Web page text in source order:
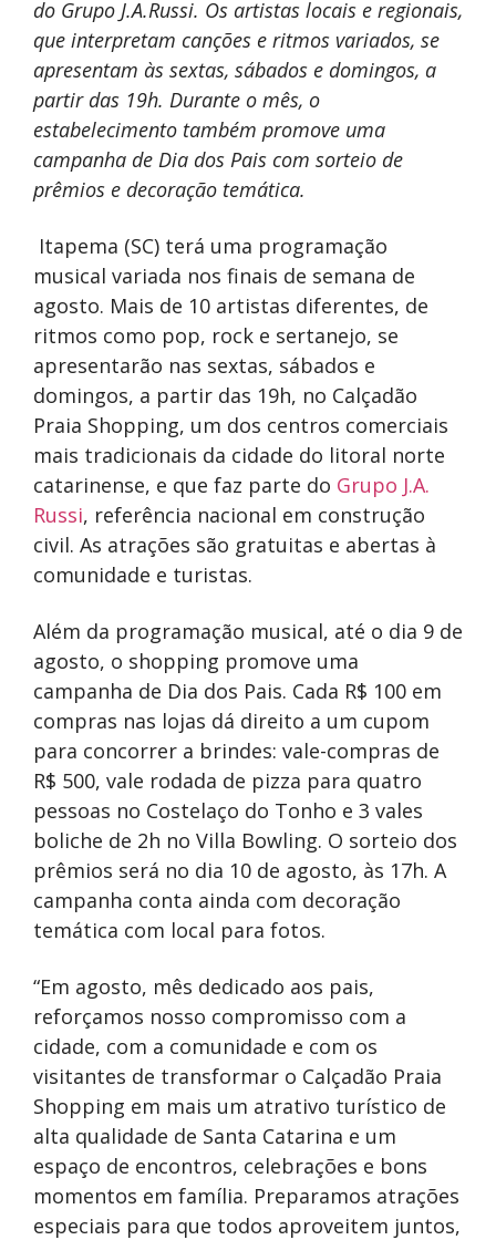
do Grupo J.A.Russi. Os artistas locais e regionais,
que interpretam canções e ritmos variados, se
apresentam às sextas, sábados e domingos, a
partir das 19h. Durante o mês, o
estabelecimento também promove uma
campanha de Dia dos Pais com sorteio de
prêmios e decoração temática.
Itapema (SC) terá uma programação
musical variada nos finais de semana de
agosto. Mais de 10 artistas diferentes, de
ritmos como pop, rock e sertanejo, se
apresentarão nas sextas, sábados e
domingos, a partir das 19h, no Calçadão
Praia Shopping, um dos centros comerciais
mais tradicionais da cidade do litoral norte
catarinense, e que faz parte do Grupo J.A.
Russi, referência nacional em construção
civil. As atrações são gratuitas e abertas à
comunidade e turistas.
Além da programação musical, até o dia 9 de
agosto, o shopping promove uma
campanha de Dia dos Pais. Cada R$ 100 em
compras nas lojas dá direito a um cupom
para concorrer a brindes: vale-compras de
R$ 500, vale rodada de pizza para quatro
pessoas no Costelaço do Tonho e 3 vales
boliche de 2h no Villa Bowling. O sorteio dos
prêmios será no dia 10 de agosto, às 17h. A
campanha conta ainda com decoração
temática com local para fotos.
“Em agosto, mês dedicado aos pais,
reforçamos nosso compromisso com a
cidade, com a comunidade e com os
visitantes de transformar o Calçadão Praia
Shopping em mais um atrativo turístico de
alta qualidade de Santa Catarina e um
espaço de encontros, celebrações e bons
momentos em família. Preparamos atrações
especiais para que todos aproveitem juntos,